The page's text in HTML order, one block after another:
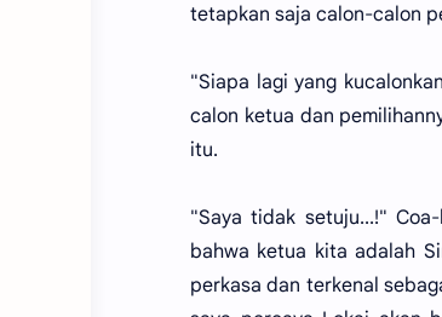
tetapkan saja calon-calon
"Siapa lagi yang
calon ketua dan
itu.
"Saya tidak setuju...!"
bahwa ketua kita adalah
perkasa dan terkenal